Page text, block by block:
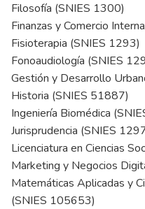
Filosofía (SNIES 1300)
Finanzas y Comercio
Fisioterapia (SNIES 1293)
Fonoaudiología (SNIES
Gestión y Desarrollo
Historia (SNIES 51887)
Ingeniería Biomédica
Jurisprudencia (SNIES
Licenciatura en Ciencias
Marketing y Negocios
Matemáticas Aplicadas y
(SNIES 105653)